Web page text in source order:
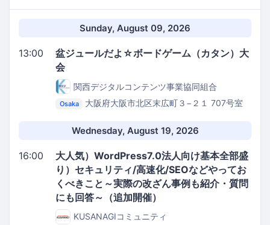
Sunday, August 09, 2026
13:00
盆ジュールだよ☆ボードゲーム（カタン）大
会
関西デジタルコンテンツ事業協同組合
Osaka
大阪府大阪市北区末広町３−２１ 707号室
ROUGH LABO TECH天満・扇町
Wednesday, August 19, 2026
16:00
大人気）WordPress7.0法人向け基本全部盛
り）セキュリティ/高速化/SEOなどやってお
くべきこと～実際の改ざん事例も紹介・質問
にも回答～（追加開催）
KUSANAGIコミュニティ